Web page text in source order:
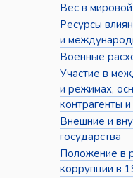
Вес в
Ресурсы
и
Военные
Участие в
и режимах,
контрагенты
Внешние и
государства
Положение в
коррупции в